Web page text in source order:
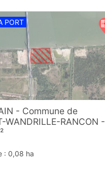
PORT
- Commune de
WANDRILLE-RANCON -
: 0,08 ha